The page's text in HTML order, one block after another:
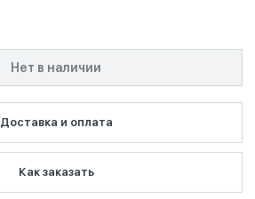
Нет в наличии
Доставка и оплата
Как заказать